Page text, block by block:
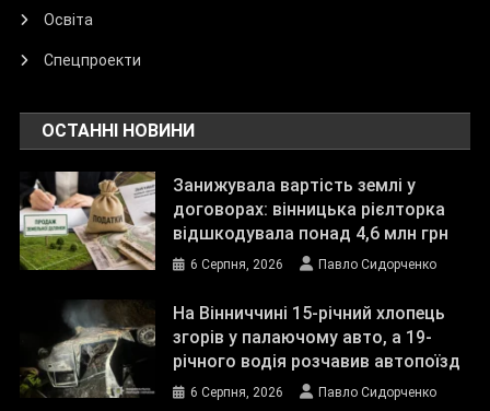
Освіта
Спецпроекти
ОСТАННІ НОВИНИ
Занижувала вартість землі у
договорах: вінницька рієлторка
відшкодувала понад 4,6 млн грн
6 Серпня, 2026 Павло Сидорченко
На Вінниччині 15-річний хлопець
згорів у палаючому авто, а 19-
річного водія розчавив автопоїзд
6 Серпня, 2026 Павло Сидорченко